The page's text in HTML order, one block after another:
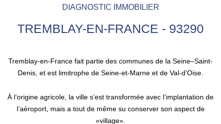
DIAGNOSTIC IMMOBILIER
TREMBLAY-EN-FRANCE - 93290
Tremblay-en-France fait partie des communes de la Seine–Saint-
Denis, et est limitrophe de Seine-et-Marne et de Val-d’Oise.
À l’origine agricole, la ville s’est transformée avec l’implantation de
l’aéroport, mais a tout de même su conserver son aspect de
«village».